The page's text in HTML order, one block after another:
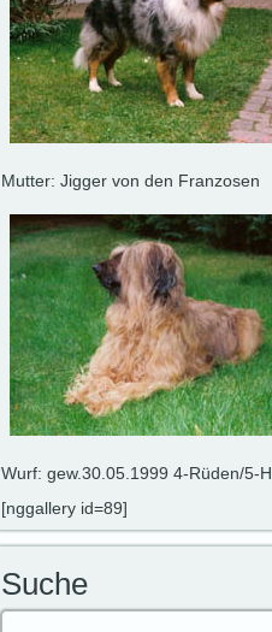
Mutter: Jigger von den Franzosen
Wurf: gew.30.05.1999 4-Rüden/5-
[nggallery id=89]
Suche